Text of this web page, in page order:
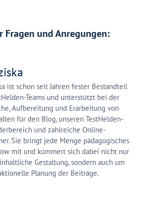
Fragen und Anregungen:
ist schon seit Jahren fester Bestandteil
Teams und unterstützt bei der
Aufbereitung und Erarbeitung von
für den Blog, unseren TestHelden-
und zahlreiche Online-
Sie bringt jede Menge pädagogisches
mit und kümmert sich dabei nicht nur
Gestaltung, sondern auch um
Planung der Beiträge.